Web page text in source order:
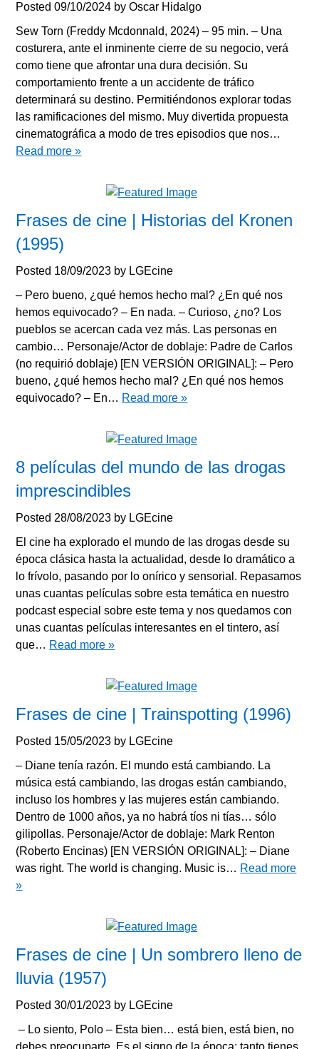
Posted09/10/2024 byOscar Hidalgo
Sew Torn (Freddy Mcdonnald, 2024) – 95 min. – Una
costurera, ante el inminente cierre de su negocio, verá
como tiene que afrontar una dura decisión. Su
comportamiento frente a un accidente de tráfico
determinará su destino. Permitiéndonos explorar todas
las ramificaciones del mismo. Muy divertida propuesta
cinematográfica a modo de tres episodios que nos…
Read more »
Frases de cine | Historias del Kronen
(1995)
Posted 18/09/2023 by LGEcine
– Pero bueno, ¿qué hemos hecho mal? ¿En qué nos
hemos equivocado? – En nada. – Curioso, ¿no? Los
pueblos se acercan cada vez más. Las personas en
cambio… Personaje/Actor de doblaje: Padre de Carlos
(no requirió doblaje) [EN VERSIÓN ORIGINAL]: – Pero
bueno, ¿qué hemos hecho mal? ¿En qué nos hemos
equivocado? – En… Read more »
8 películas del mundo de las drogas
imprescindibles
Posted 28/08/2023 by LGEcine
El cine ha explorado el mundo de las drogas desde su
época clásica hasta la actualidad, desde lo dramático a
lo frívolo, pasando por lo onírico y sensorial. Repasamos
unas cuantas películas sobre esta temática en nuestro
podcast especial sobre este tema y nos quedamos con
unas cuantas películas interesantes en el tintero, así
que… Read more »
Frases de cine | Trainspotting (1996)
Posted 15/05/2023 by LGEcine
– Diane tenía razón. El mundo está cambiando. La
música está cambiando, las drogas están cambiando,
incluso los hombres y las mujeres están cambiando.
Dentro de 1000 años, ya no habrá tíos ni tías… sólo
gilipollas. Personaje/Actor de doblaje: Mark Renton
(Roberto Encinas) [EN VERSIÓN ORIGINAL]: – Diane
was right. The world is changing. Music is… Read more
»
Frases de cine | Un sombrero lleno de
lluvia (1957)
Posted30/01/2023 by LGEcine
– Lo siento, Polo – Esta bien… está bien, está bien, no